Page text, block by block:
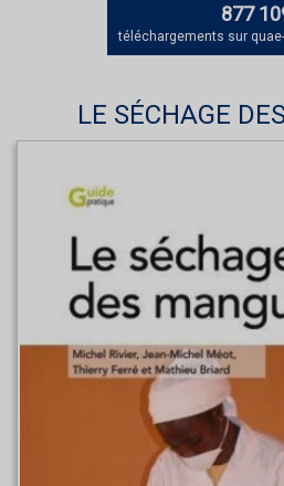
877
téléchargements sur
LE SÉCHAGE